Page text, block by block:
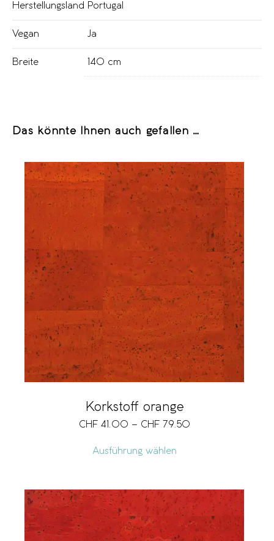
Herstellungsland Portugal
Vegan Ja
Breite 140 cm
Das könnte Ihnen auch gefallen …
Korkstoff orange
CHF 41.00 – CHF 79.50
Ausführung wählen